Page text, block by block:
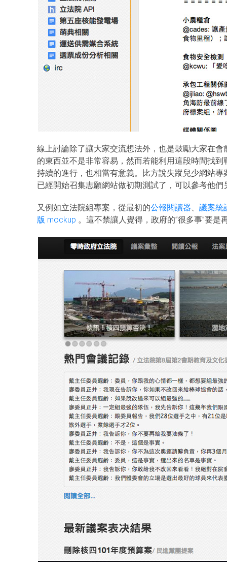
線上討論除了讓大家交流想法外，也是鼓勵大家在
的東西並不是非常容易，然而若能利用這段時間找
持續的進行，也相當有意義。比方說失蹤兒少網站
已經開始召集志願網站做初期測試了，可以參考他們
又例如立法院組專案，從最初的公報閱讀器、 議案統
版 mockup 。這不禁讓人覺得，政府的”很多事”要